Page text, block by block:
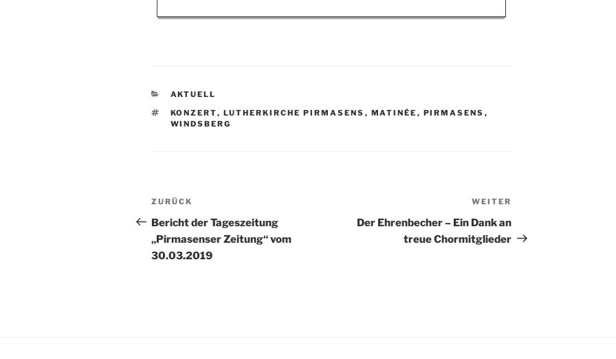
KATEGORIEN
AKTUELL
SCHLAGWÖRTER
KONZERT, LUTHERKIRCHE PIRMASENS , MATINÉE , PIRMASENS ,
WINDSBERG
Beitragsnavigation
Vorheriger
Beitrag
ZURÜCK
Bericht der Tageszeitung
„Pirmasenser Zeitung“ vom
30.03.2019
Beitrag
WEITER
Der Ehrenbecher – Ein Dank an
treue Chormitglieder